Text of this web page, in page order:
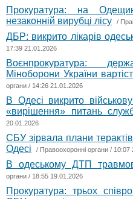
Прокуратура: на
незаконній вирубці лісу
/
ДБР: викрито лікарів
17:39 21.01.2026
Воєнпрокуратура:
Міноборони України
органи / 14:26 21.01.2026
В Одесі викрито
«вирішення» питань
20.01.2026
СБУ зірвала плани
Одесі
/ Правоохоронні органи / 10:07
В одеському ДТП
органи / 18:55 19.01.2026
Прокуратура: трьох